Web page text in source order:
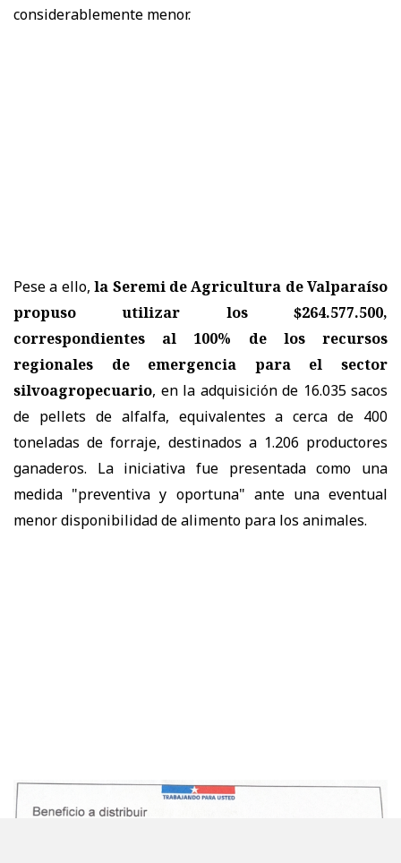
considerablemente menor.
Pese a ello,la Seremi de Agricultura de Valparaíso
propuso utilizar los $264.577.500,
correspondientes al 100% de los recursos
regionales de emergencia para el sector
silvoagropecuario, en la adquisición de 16.035 sacos
de pellets de alfalfa, equivalentes a cerca de 400
toneladas de forraje, destinados a 1.206 productores
ganaderos. La iniciativa fue presentada como una
medida "preventiva y oportuna" ante una eventual
menor disponibilidad de alimento para los animales.